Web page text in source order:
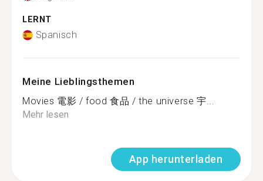
LERNT
Spanisch
Meine Lieblingsthemen
Movies 電影 / food 食品 / the universe 宇...
Mehr lesen
App herunterladen